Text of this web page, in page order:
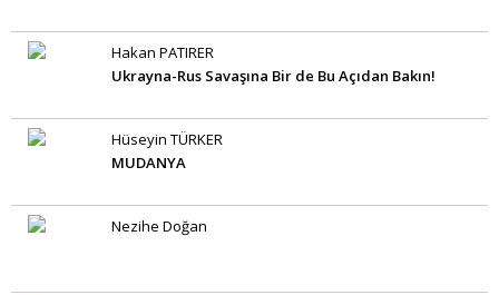
Hakan PATIRER
Ukrayna-Rus Savaşına Bir de Bu Açıdan Bakın!
Hüseyin TÜRKER
MUDANYA
Nezihe Doğan